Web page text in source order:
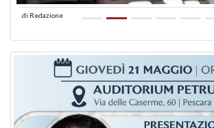
di Redazione